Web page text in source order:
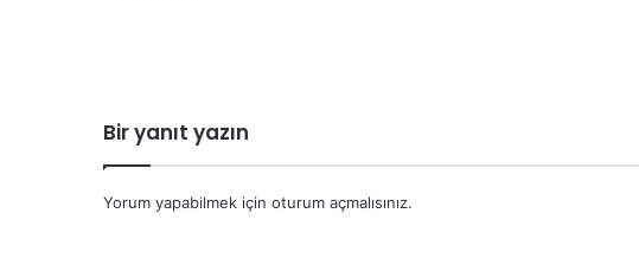
Bir yanıt yazın
Yorum yapabilmek için oturum açmalısınız.